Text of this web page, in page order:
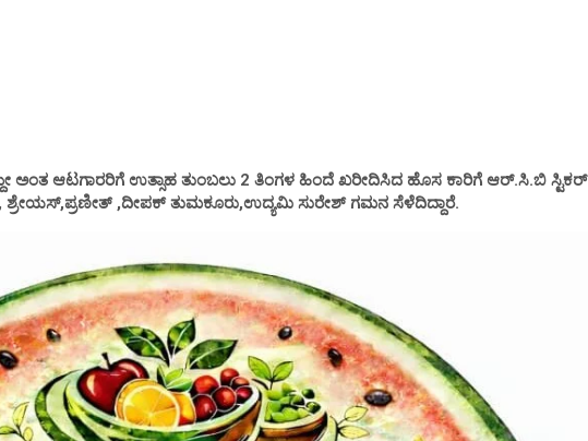
ಆಟಗಾರರಿಗೆ ಉತ್ಸಾಹ ತುಂಬಲು 2 ತಿಂಗಳ ಹಿಂದೆ ಖರೀದಿಸಿದ ಹೊಸ ಕಾರಿಗೆ ಆರ್.ಸಿ.ಬಿ ಸ್ಟಿಕರ್
,ದೀಪಕ್ ತುಮಕೂರು,ಉದ್ಯಮಿ ಸುರೇಶ್ ಗಮನ ಸೆಳೆದಿದ್ದಾರೆ.